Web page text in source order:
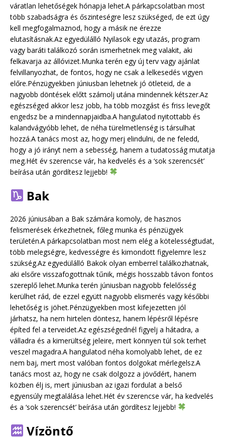
váratlan lehetőségek hónapja lehet.A párkapcsolatban most
több szabadságra és őszinteségre lesz szükséged, de ezt úgy
kell megfogalmaznod, hogy a másik ne érezze
elutasításnak.Az egyedülálló Nyilasok egy utazás, program
vagy baráti találkozó során ismerhetnek meg valakit, aki
felkavarja az állóvizet.Munka terén egy új terv vagy ajánlat
felvillanyozhat, de fontos, hogy ne csak a lelkesedés vigyen
előre.Pénzügyekben júniusban lehetnek jó ötleteid, de a
nagyobb döntések előtt számolj utána mindennek kétszer.Az
egészséged akkor lesz jobb, ha több mozgást és friss levegőt
engedsz be a mindennapjaidba.A hangulatod nyitottabb és
kalandvágyóbb lehet, de néha türelmetlenség is társulhat
hozzá.A tanács most az, hogy merj elindulni, de ne feledd,
hogy a jó irányt nem a sebesség, hanem a tudatosság mutatja
meg.Hét év szerencse vár, ha kedvelés és a ‘sok szerencsét’
beírása után gördítesz lejjebb!
Bak
2026 júniusában a Bak számára komoly, de hasznos
felismerések érkezhetnek, főleg munka és pénzügyek
területén.A párkapcsolatban most nem elég a kötelességtudat,
több melegségre, kedvességre és kimondott figyelemre lesz
szükség.Az egyedülálló Bakok olyan emberrel találkozhatnak,
aki elsőre visszafogottnak tűnik, mégis hosszabb távon fontos
szereplő lehet.Munka terén júniusban nagyobb felelősség
kerülhet rád, de ezzel együtt nagyobb elismerés vagy későbbi
lehetőség is jöhet.Pénzügyekben most kifejezetten jól
járhatsz, ha nem hirtelen döntesz, hanem lépésről lépésre
építed fel a terveidet.Az egészségednél figyelj a hátadra, a
válladra és a kimerültség jeleire, mert könnyen túl sok terhet
veszel magadra.A hangulatod néha komolyabb lehet, de ez
nem baj, mert most valóban fontos dolgokat mérlegelsz.A
tanács most az, hogy ne csak dolgozz a jövődért, hanem
közben élj is, mert júniusban az igazi fordulat a belső
egyensúly megtalálása lehet.Hét év szerencse vár, ha kedvelés
és a ‘sok szerencsét’ beírása után gördítesz lejjebb!
Vízöntő